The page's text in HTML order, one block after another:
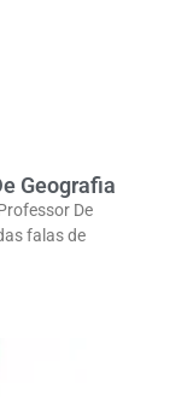
Geografia
De
falas de